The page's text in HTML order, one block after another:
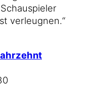
ver­leug­nen.“